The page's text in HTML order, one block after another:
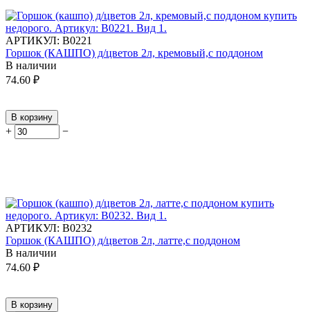
АРТИКУЛ: В0221
Горшок (КАШПО) д/цветов 2л, кремовый,с поддоном
В наличии
74.60 ₽
В корзину
+ −
АРТИКУЛ: В0232
Горшок (КАШПО) д/цветов 2л, латте,с поддоном
В наличии
74.60 ₽
В корзину